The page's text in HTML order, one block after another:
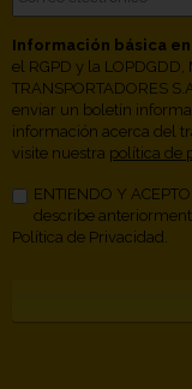
Información básica
el RGPD y la LOPDGDD,
TRANSPORTADORES
enviar un boletín
información acerca del
visite nuestra política de
ENTIENDO Y
describe
Política de Privacidad.